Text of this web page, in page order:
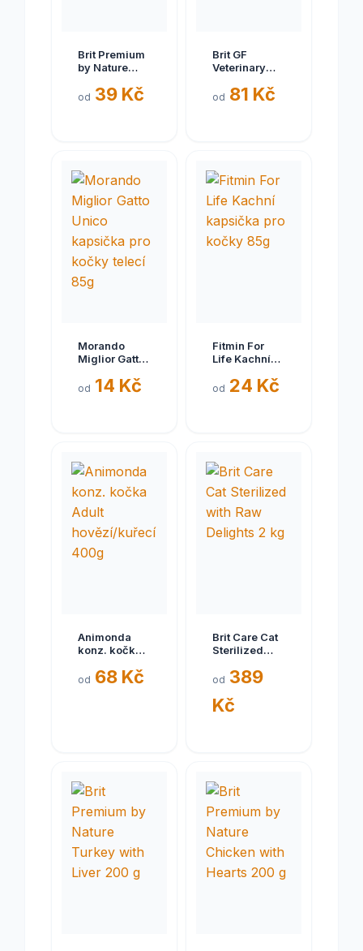
Brit Premium
by Nature
Lamb 200 g
od 39 Kč
Brit GF
Veterinary
Diabetes 200
od 81 Kč
Morando
Miglior Gatto
kapsička pro
od 14 Kč
Fitmin For
Life Kachní
kočky 85g
od 24 Kč
Animonda
konz. kočka
hovězí/kuřecí
od 68 Kč
Brit Care Cat
Sterilized
Delights 2 kg
od 389
Kč